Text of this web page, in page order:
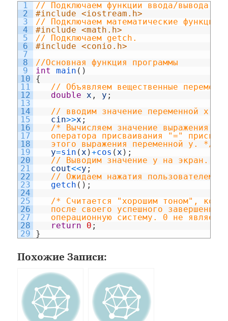
1
2
3
4
5
6
7
8
9
10
11
12
13
14
15
16
17
18
19
20
21
22
23
24
25
26
27
28
29
// Подключаем функции ввода/вывода -
#include <iostream.h>
// Подключаем математические
#include <math.h>
// Подключаем getch.
#include <conio.h>
//Основная функция программы
int
main ( )
{
// Объявляем вещественные
double
x , y ;
// вводим значение переменной x с
cin>>x ;
/* Вычисляем значение выражения и
оператора присваивания "="
этого выражения переменной y. */
y=sin (x )+cos (x ) ;
// Выводим значение y на экран.
cout<<y ;
// Ожидаем нажатия пользователем
getch ( ) ;
/* Считается "хорошим тоном",
после своего успешного завершения
операционную систему. 0 не
return
0 ;
}
Похожие Записи: